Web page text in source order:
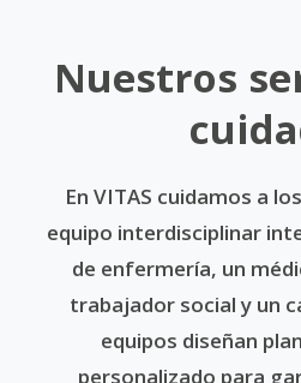
Nuestros
En VITAS cuidamos a
equipo interdisciplinar
de enfermería, un
trabajador social y un
equipos diseñan
personalizado para